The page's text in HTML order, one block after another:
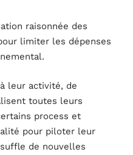
raisonnée des
limiter les dépenses
à leur activité, de
toutes leurs
process et
pour piloter leur
de nouvelles